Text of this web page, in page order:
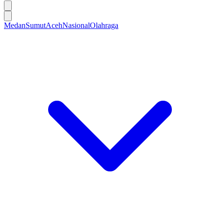
MedanSumutAcehNasionalOlahraga